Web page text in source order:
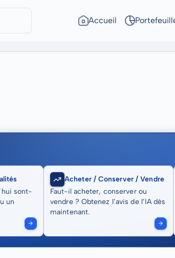
Accueil
sont-
un
Acheter / Conserver / Vendre
Faut-il acheter, conserver ou
vendre ? Obtenez l’avis de l’IA dès
maintenant.